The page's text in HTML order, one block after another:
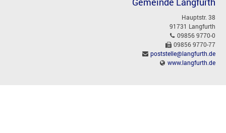
Hauptstr. 38
91731 Langfurth
09856 9770-0
09856 9770-77
poststelle@langfurth.de
www.langfurth.de